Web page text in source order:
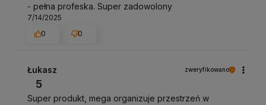
- pełna profeska. Super zadowolony
7/14/2025
0
0
Łukasz zweryfikowano
5
Super produkt, mega organizuje przestrzeń w